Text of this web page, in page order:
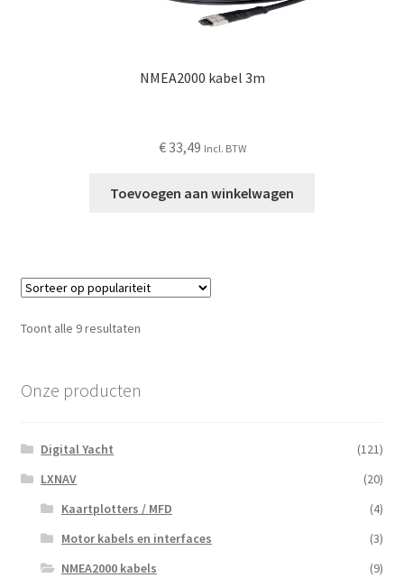
NMEA2000 kabel 3m
€33,49 Incl. BTW
Toevoegen aan winkelwagen
Toont alle 9 resultatenGesorteerd
Onze producten
Digital Yacht
(121)
LXNAV
(20)
Kaartplotters / MFD
(4)
Motor kabels en interfaces
(3)
NMEA2000 kabels
(9)